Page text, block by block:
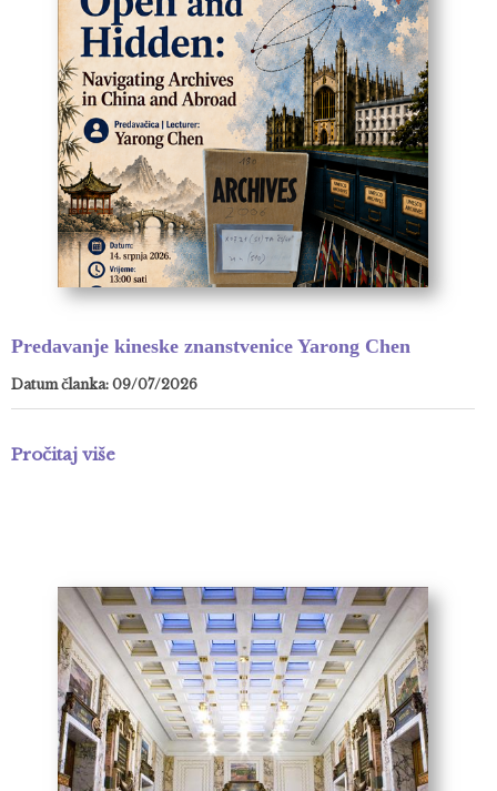
Predavanje kineske znanstvenice Yarong Chen
Datum članka: 09/07/2026
Pročitaj više